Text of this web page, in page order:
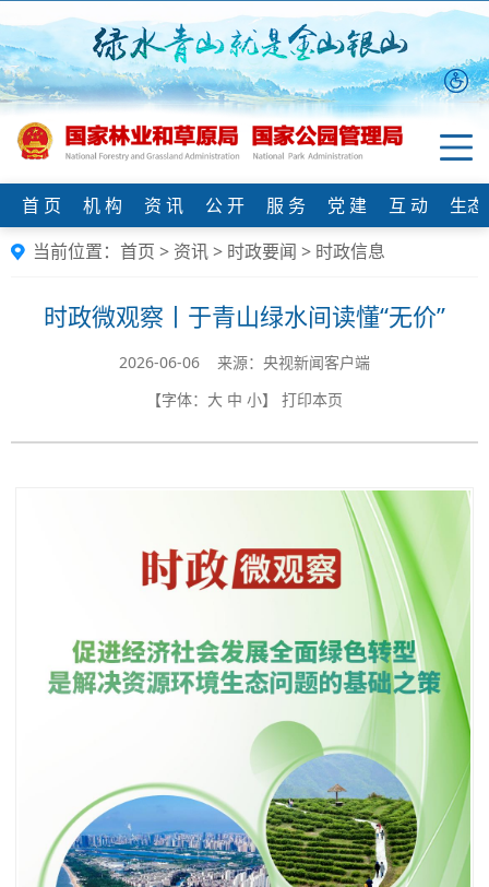
首 页 机 构 资 讯 公 开 服 务 党 建 互 动
生
当前位置： 首页 > 资讯> 时政要闻 > 时政信息
时政微观察丨于青山绿水间读懂“无价”
2026-06-06 来源：央视新闻客户端
【字体： 大 中 小】 打印本页